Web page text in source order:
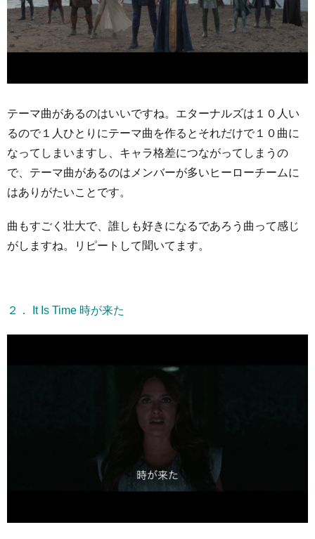
テーマ曲があるのはいいですね。エターナルズは１０人い
るので１人ひとりにテーマ曲を作るとそれだけで１０曲に
なってしまいますし、キャラ格差につながってしまうの
で、テーマ曲があるのはメンバーが多いヒーローチームに
はありがたいことです。
曲もすごく壮大で、誰しも好きになるであろう曲って感じ
がしますね。リピートして聞いてます。
２． It Is Time 時が来た